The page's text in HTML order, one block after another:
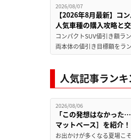
2026/08/07
【2026年8月最新】コ
人気車種の購入攻略と
コンパクトSUV値引き額ラ
両本体の値引き目標額をラ
人気記事ラン
2026/08/06
「この発想はなかっ
マットベース］を紹介
お出かけが多くなる夏場こ